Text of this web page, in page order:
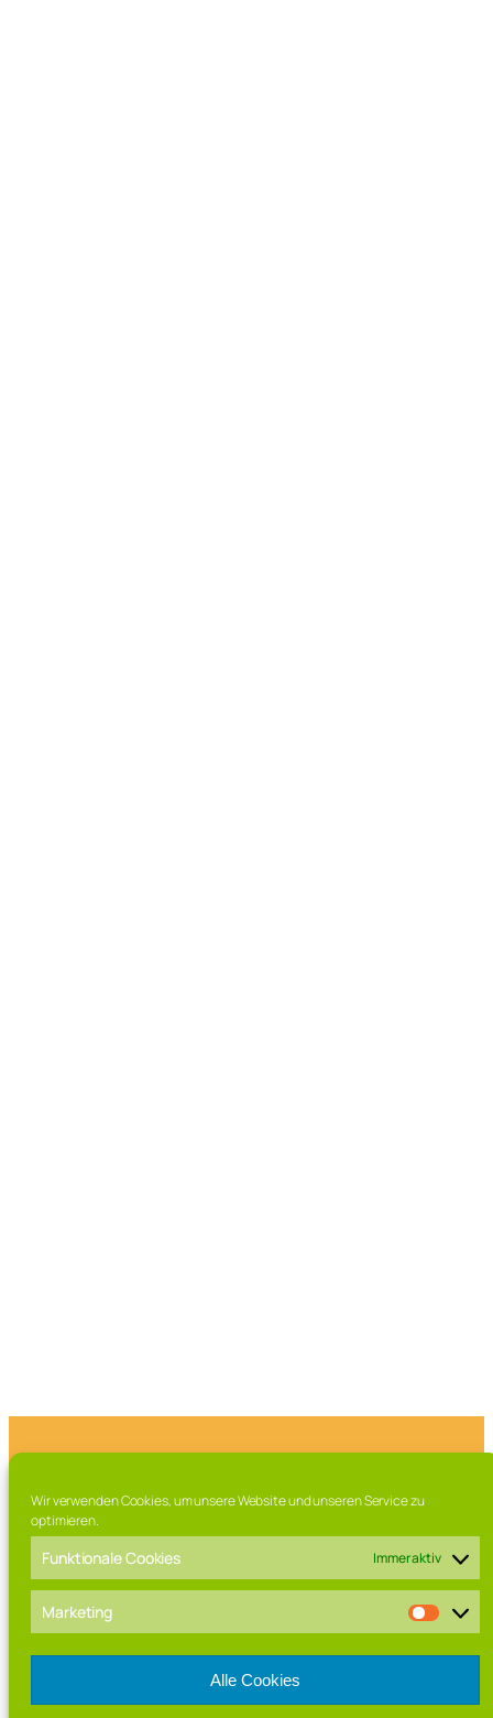
Wir verwenden Cookies, um unsere Website und unseren Service zu
optimieren.
Funktionale Cookies Immer aktiv
Marketing
Alle Cookies
Tel. 09771 / 63 015 0
Fax. 09771 / 63 015 – 99
Mail: direktorat[at]rhoen-gymnasium.de